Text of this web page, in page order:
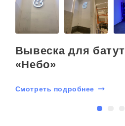
Вывеска для
«Небо»
Смотреть подробнее